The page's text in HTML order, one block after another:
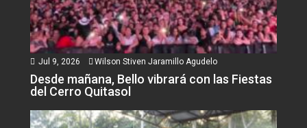
Jul 9, 2026 Wilson Stiven Jaramillo Agudelo
Desde mañana, Bello vibrará con las Fiestas
del Cerro Quitasol